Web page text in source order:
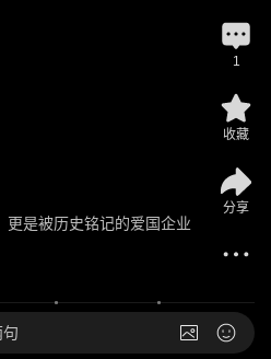
更是被历史铭记的爱国企业
1
收藏
分享